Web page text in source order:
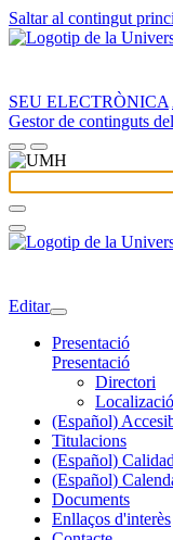
Saltar al contingut
SEU ELECTRÒNICA
Gestor de continguts
Editar
Presentació
Presentació
Directori
(Español)
Titulacions
(Español) Calidad
(Español)
Documents
Enllaços d'interès